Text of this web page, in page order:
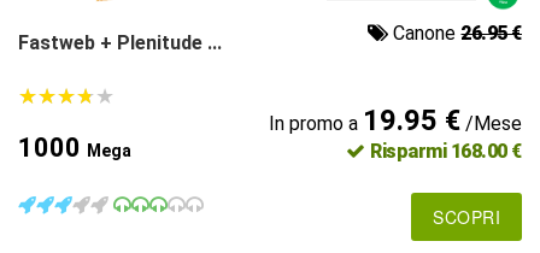
Fastweb + Plenitude ... Canone26.95 €
★★★★★
★★★★★
1000 Mega
In promo a 19.95 €/Mese
Risparmi 168.00 €
SCOPRI